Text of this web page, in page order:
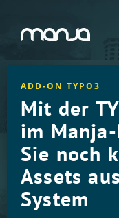
Navigation
ADD-ON TYPO3
Mit der
im
Sie noch
Assets
System